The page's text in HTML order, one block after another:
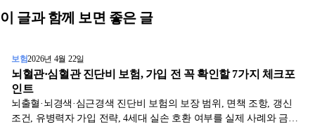
이 글과 함께 보면 좋은 글
보험2026년 4월 22일
뇌혈관·심혈관 진단비 보험, 가입 전 꼭 확인할 7가지 체크포
인트
뇌출혈·뇌경색·심근경색 진단비 보험의 보장 범위, 면책 조항, 갱신
조건, 유병력자 가입 전략, 4세대 실손 호환 여부를 실제 사례와 금감